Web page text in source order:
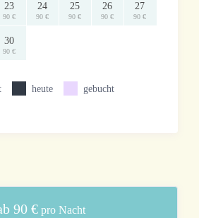
23
90 €
24
90 €
25
90 €
26
90 €
27
90 €
30
90 €
heute gebucht
90 € pro Nacht